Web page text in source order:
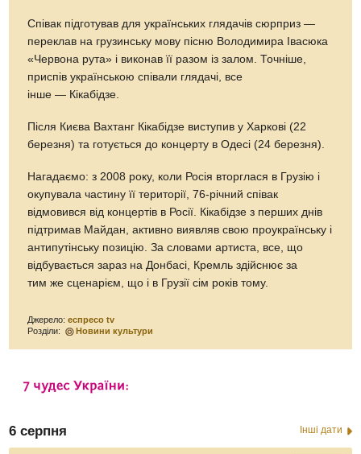
Співак підготував для українських глядачів сюрприз —
переклав на грузинську мову пісню Володимира Івасюка
«Червона рута» і виконав її разом із залом. Точніше,
приспів українською співали глядачі, все
інше — Кікабідзе.
Після Києва Вахтанг Кікабідзе виступив у Харкові (22
березня) та готується до концерту в Одесі (24 березня).
Нагадаємо: з 2008 року, коли Росія вторглася в Грузію і
окупувала частину її території, 76-річний співак
відмовився від концертів в Росії. Кікабідзе з перших днів
підтримав Майдан, активно виявляв свою проукраїнську і
антипутінську позицію. За словами артиста, все, що
відбувається зараз на Донбасі, Кремль здійснює за
тим же сценарієм, що і в Грузії сім років тому.
Джерело:еспресо tv
Розділи:
Новини культури
6 серпня Інші дати